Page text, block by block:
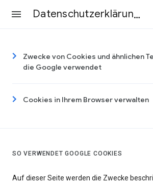
Datenschutzerklärung & Nutzungsbedingungen
Zwecke von Cookies und ähnlichen
die Google verwendet
Cookies in Ihrem Browser verwalten
SO VERWENDET GOOGLE COOKIES
Auf dieser Seite werden die Zwecke